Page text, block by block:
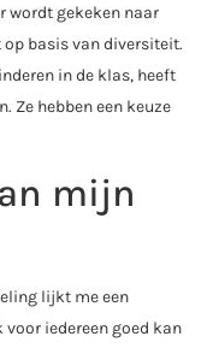
wordt gekeken naar
basis van diversiteit.
in de klas, heeft
Ze hebben een keuze
mijn
lijkt me een
iedereen goed kan